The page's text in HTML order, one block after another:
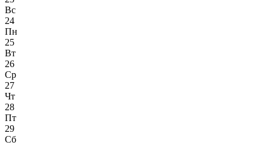
Вс
24
Пн
25
Вт
26
Ср
27
Чт
28
Пт
29
Сб